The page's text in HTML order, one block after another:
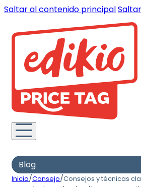
Saltar al contenido principal
Blog
Inicio/Consejo/Consejos y técnicas